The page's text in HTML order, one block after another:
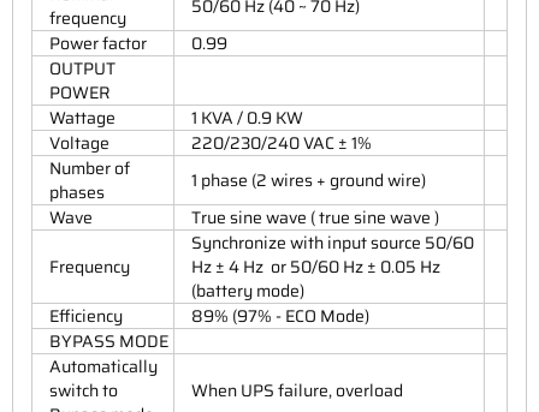
frequency
50/60 Hz (40 ~ 70 Hz)
Power factor
0.99
OUTPUT
POWER
Wattage
1 KVA / 0.9 KW
Voltage
220/230/240 VAC ± 1%
Number of
phases
1 phase (2 wires + ground wire)
Wave
True sine wave ( true sine wave )
Frequency
Synchronize with input source 50/60
Hz ± 4 Hz or 50/60 Hz ± 0.05 Hz
(battery mode)
Efficiency
89% (97% - ECO Mode)
BYPASS MODE
Automatically
switch to
When UPS failure, overload